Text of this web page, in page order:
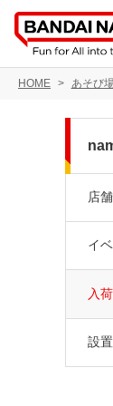
HOME あそび
店
イ
入
設